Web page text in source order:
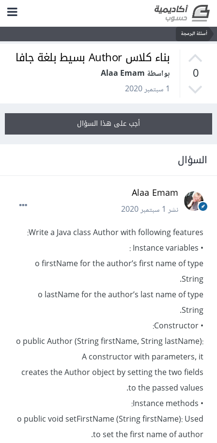
أسئلة البرمجة
0
بناء كلاس Author بسيط بلغة جافا
بواسطة Alaa Emam
1 سبتمبر 2020
أجب على هذا السؤال
السؤال
Alaa Emam
نشر1 سبتمبر 2020
Write a Java class Author with following features:
• Instance variables :
o firstName for the author’s first name of type
String.
o lastName for the author’s last name of type
String.
• Constructor:
o public Author (String firstName, String lastName):
A constructor with parameters, it
creates the Author object by setting the two fields
to the passed values.
• Instance methods:
o public void setFirstName (String firstName): Used
to set the first name of author.